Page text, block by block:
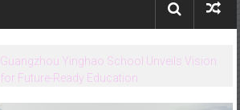
Guangzhou Yinghao School Unveils Vision
for Future-Ready Education